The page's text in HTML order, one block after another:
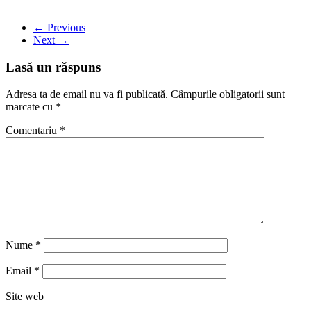
← Previous
Next →
Lasă un răspuns
Adresa ta de email nu va fi publicată. Câmpurile obligatorii sunt
marcate cu *
Comentariu *
Nume *
Email *
Site web